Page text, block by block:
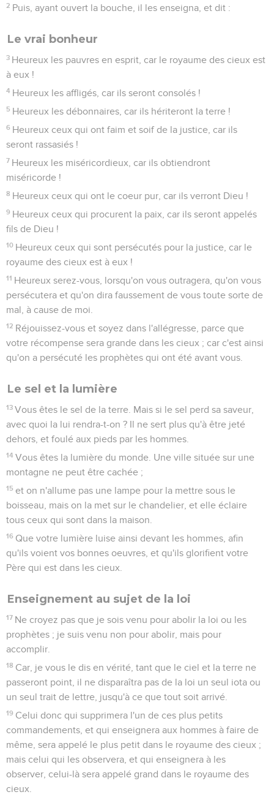
2 Puis, ayant ouvert la bouche, il les enseigna, et dit :
Le vrai bonheur
3 Heureux les pauvres en esprit, car le royaume des cieux est
à eux !
4 Heureux les affligés, car ils seront consolés !
5 Heureux les débonnaires, car ils hériteront la terre !
6 Heureux ceux qui ont faim et soif de la justice, car ils
seront rassasiés !
7 Heureux les miséricordieux, car ils obtiendront
miséricorde !
8 Heureux ceux qui ont le coeur pur, car ils verront Dieu !
9 Heureux ceux qui procurent la paix, car ils seront appelés
fils de Dieu !
10 Heureux ceux qui sont persécutés pour la justice, car le
royaume des cieux est à eux !
11 Heureux serez-vous, lorsqu'on vous outragera, qu'on vous
persécutera et qu'on dira faussement de vous toute sorte de
mal, à cause de moi.
12 Réjouissez-vous et soyez dans l'allégresse, parce que
votre récompense sera grande dans les cieux ; car c'est ainsi
qu'on a persécuté les prophètes qui ont été avant vous.
Le sel et la lumière
13 Vous êtes le sel de la terre. Mais si le sel perd sa saveur,
avec quoi la lui rendra-t-on ? Il ne sert plus qu'à être jeté
dehors, et foulé aux pieds par les hommes.
14 Vous êtes la lumière du monde. Une ville située sur une
montagne ne peut être cachée ;
15 et on n'allume pas une lampe pour la mettre sous le
boisseau, mais on la met sur le chandelier, et elle éclaire
tous ceux qui sont dans la maison.
16 Que votre lumière luise ainsi devant les hommes, afin
qu'ils voient vos bonnes oeuvres, et qu'ils glorifient votre
Père qui est dans les cieux.
Enseignement au sujet de la loi
17 Ne croyez pas que je sois venu pour abolir la loi ou les
prophètes ; je suis venu non pour abolir, mais pour
accomplir.
18 Car, je vous le dis en vérité, tant que le ciel et la terre ne
passeront point, il ne disparaîtra pas de la loi un seul iota ou
un seul trait de lettre, jusqu'à ce que tout soit arrivé.
19 Celui donc qui supprimera l'un de ces plus petits
commandements, et qui enseignera aux hommes à faire de
même, sera appelé le plus petit dans le royaume des cieux ;
mais celui qui les observera, et qui enseignera à les
observer, celui-là sera appelé grand dans le royaume des
cieux.